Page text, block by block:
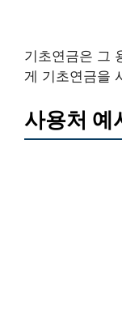
기초연금은 그
게 기초연금을
사용처 예